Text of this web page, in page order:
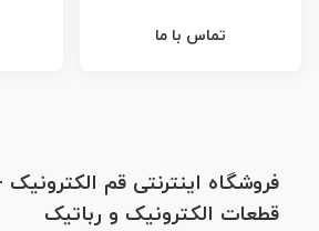
تماس با ما
فروشگاه اینترنتی قم
قطعات الکترونیک و رباتیک